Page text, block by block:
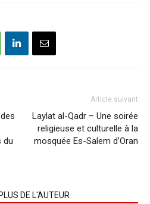
du
Article suivant
Laylat al-Qadr – Une soirée
religieuse et culturelle à la
mosquée Es-Salem d’Oran
PLUS DE L'AUTEUR